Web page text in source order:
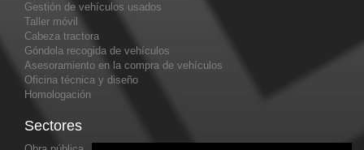
Gestión de vehículos usados
Taller móvil
Cabeza tractora
Góndola recogida de vehículos
Asesoramiento en la compra de vehículos
Oficina técnica y diseño
Homologación
Sectores